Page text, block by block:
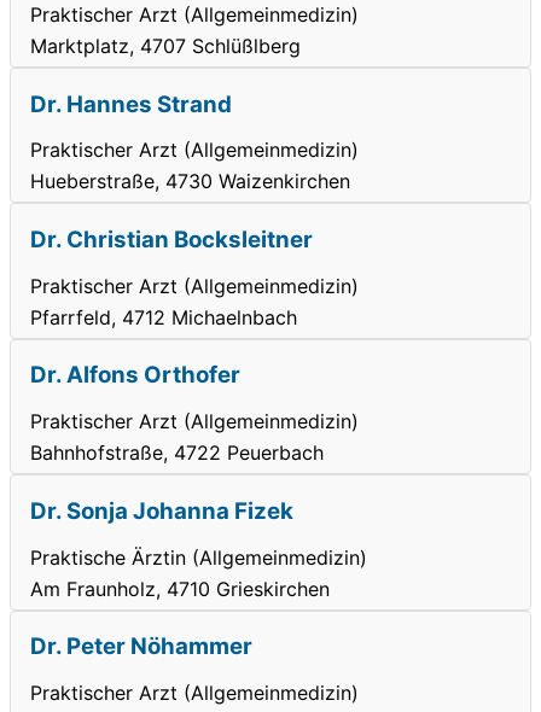
Praktischer Arzt (Allgemeinmedizin)
Marktplatz, 4707 Schlüßlberg
Dr. Hannes Strand
Praktischer Arzt (Allgemeinmedizin)
Hueberstraße, 4730 Waizenkirchen
Dr. Christian Bocksleitner
Praktischer Arzt (Allgemeinmedizin)
Pfarrfeld, 4712 Michaelnbach
Dr. Alfons Orthofer
Praktischer Arzt (Allgemeinmedizin)
Bahnhofstraße, 4722 Peuerbach
Dr. Sonja Johanna Fizek
Praktische Ärztin (Allgemeinmedizin)
Am Fraunholz, 4710 Grieskirchen
Dr. Peter Nöhammer
Praktischer Arzt (Allgemeinmedizin)